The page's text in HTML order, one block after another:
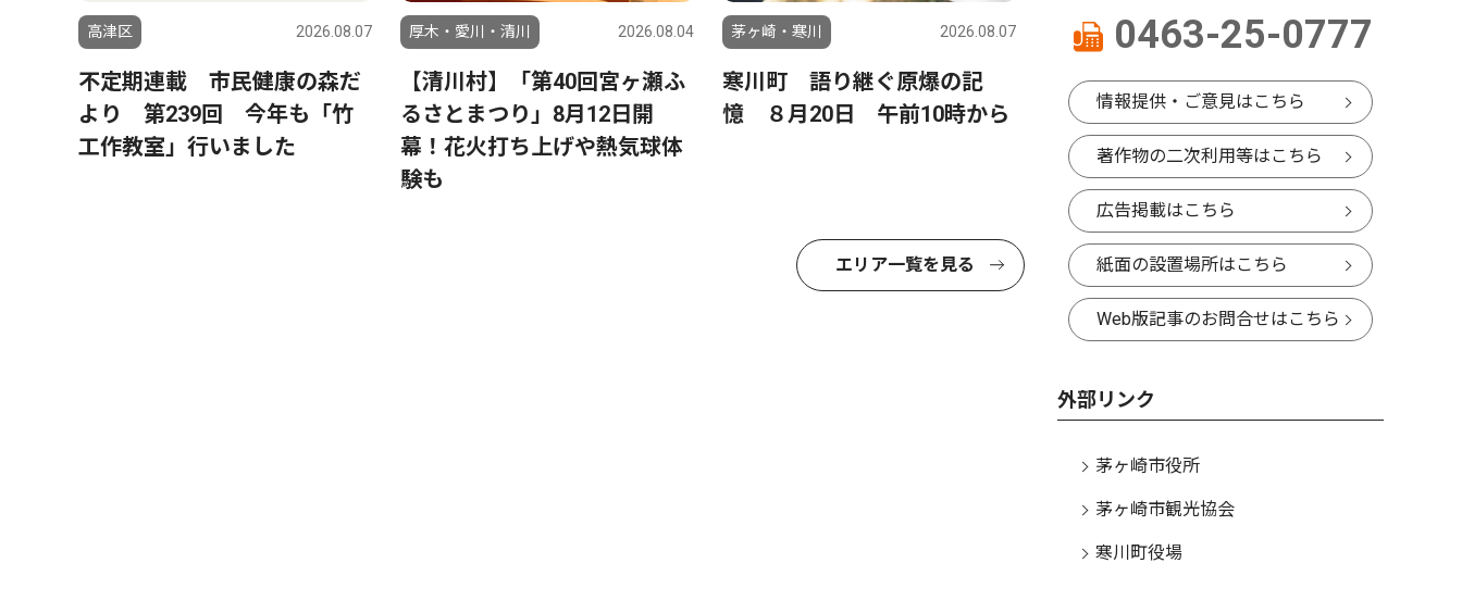
高津区 2026.08.07
不定期連載 市民健康の森だ
より 第239回 今年も「竹
工作教室」行いました
厚木・愛川・清川 2026.08.04
【清川村】「第40回宮ヶ瀬ふ
るさとまつり」8月12日開
幕！花火打ち上げや熱気球体
験も
茅ヶ崎・寒川 2026.08.07
寒川町 語り継ぐ原爆の記
憶 ８月20日 午前10時から
エリア一覧を見る
0463-25-0777
情報提供・ご意見はこちら
著作物の二次利用等はこちら
広告掲載はこちら
紙面の設置場所はこちら
Web版記事のお問合せはこちら
外部リンク
茅ヶ崎市役所
茅ヶ崎市観光協会
寒川町役場